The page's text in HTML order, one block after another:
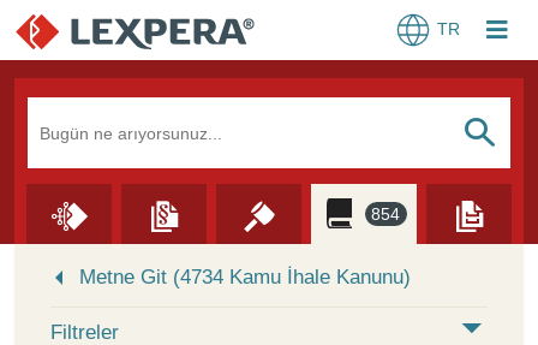
TR
S
854
Metne Git (4734 Kamu İhale Kanunu)
Filtreler